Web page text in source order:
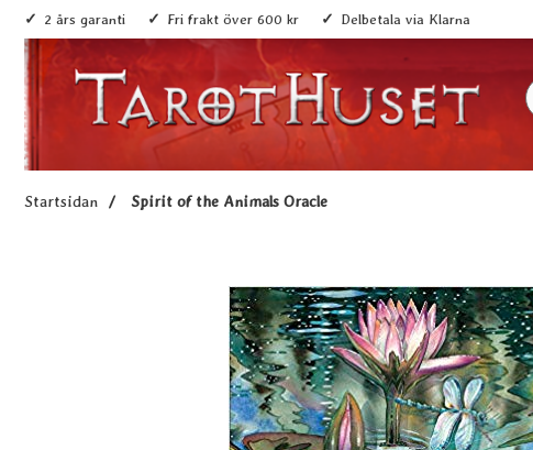
2 års garanti Fri frakt över 600 kr Delbetala via Klarna
Startsidan Spirit of the Animals Oracle